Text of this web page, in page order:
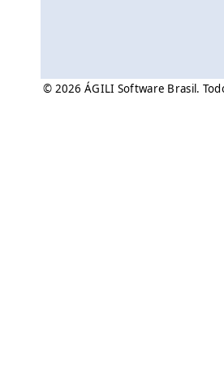
© 2026 ÁGILI Software Brasil.